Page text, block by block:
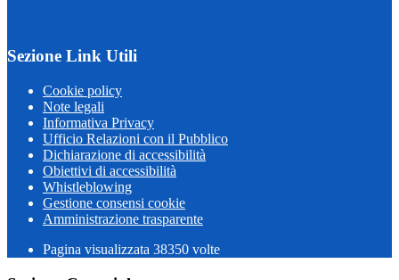
Sezione Link Utili
Cookie policy
Note legali
Informativa Privacy
Ufficio Relazioni con il Pubblico
Dichiarazione di accessibilità
Obiettivi di accessibilità
Whistleblowing
Gestione consensi cookie
Amministrazione trasparente
Pagina visualizzata 38350 volte